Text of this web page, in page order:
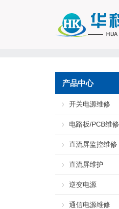
产品中心
开关电源维修
电路板/PCB维修
直流屏监控维修
直流屏维护
逆变电源
通信电源维修